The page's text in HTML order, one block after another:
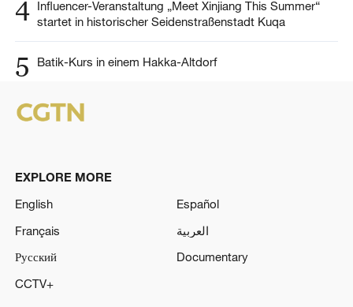
4 Influencer-Veranstaltung „Meet Xinjiang This Summer“
startet in historischer Seidenstraßenstadt Kuqa
5 Batik-Kurs in einem Hakka-Altdorf
EXPLORE MORE
English
Español
Français
العربية
Русский
Documentary
CCTV+